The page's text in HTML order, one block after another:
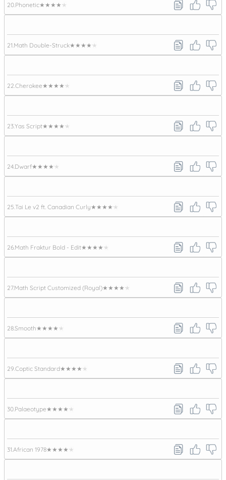
20. Phonetic★★★★★
21. Math Double-Struck★★★★★
22. Cherokee★★★★★
23.Yas Script★★★★★
24. Dwarf★★★★★
25. Tai Le v2 ft. Canadian Curly★★★★★
26. Math Fraktur Bold - Edit★★★★★
27.Math Script Customized (Royal)★★★★★
28.Smooth★★★★★
29. Coptic Standard★★★★★
30. Palaeotype★★★★★
31. African 1978★★★★★